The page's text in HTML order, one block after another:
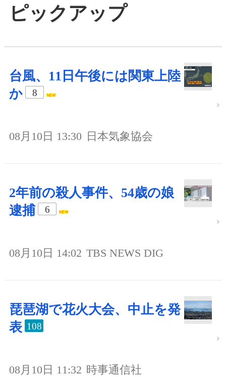
ピックアップ
台風、11日午後には関東上陸
か
8
08月10日 13:30 日本気象協会
2年前の殺人事件、54歳の娘
逮捕
6
08月10日 14:02 TBS NEWS DIG
琵琶湖で花火大会、中止を発
表 108
08月10日 11:32 時事通信社